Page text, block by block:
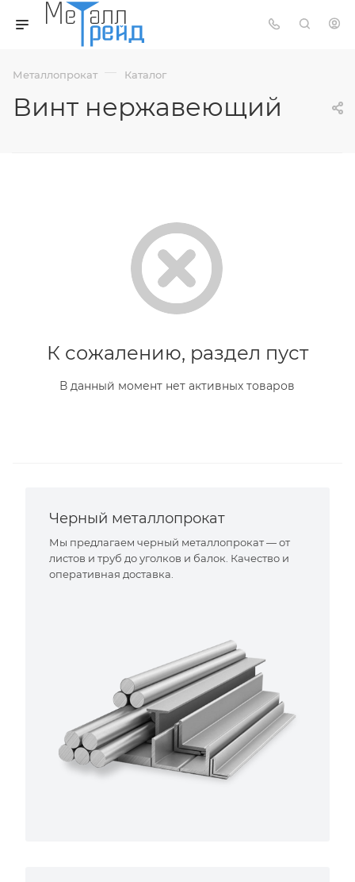
Металлопрокат — Каталог
Винт нержавеющий
К сожалению, раздел пуст
В данный момент нет активных товаров
Черный металлопрокат
Мы предлагаем черный металлопрокат — от
листов и труб до уголков и балок. Качество и
оперативная доставка.